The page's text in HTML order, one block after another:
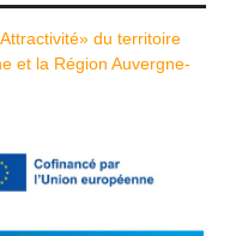
du territoire
et la Région Auvergne-